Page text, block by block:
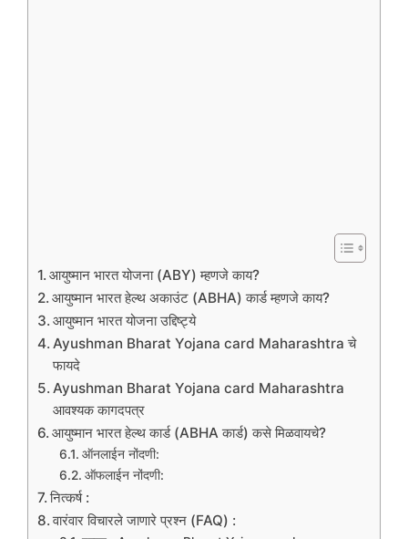
आयुष्मान भारत योजना (ABY) म्हणजे काय?
आयुष्मान भारत हेल्थ अकाउंट (ABHA) कार्ड म्हणजे काय?
आयुष्मान भारत योजना उद्दिष्ट्ये
Ayushman Bharat Yojana card Maharashtra चे
फायदे
Ayushman Bharat Yojana card Maharashtra
आवश्यक कागदपत्र
आयुष्मान भारत हेल्थ कार्ड (ABHA कार्ड) कसे मिळवायचे?
ऑनलाईन नोंदणी:
ऑफलाईन नोंदणी:
नित्कर्ष :
वारंवार विचारले जाणारे प्रश्न (FAQ) :